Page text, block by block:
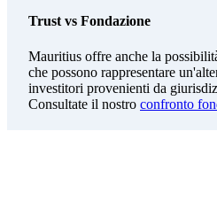
Trust vs Fondazione
Mauritius offre anche la
che possono rappresentare
investitori provenienti da
Consultate il nostro confronto